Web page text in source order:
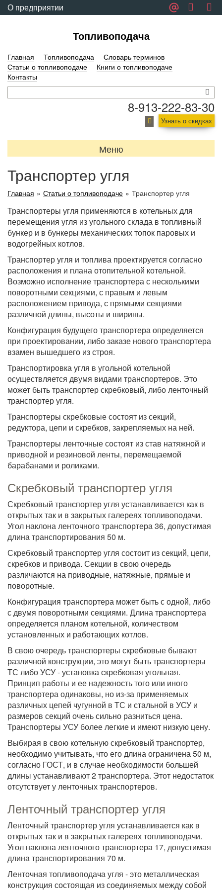
О предприятии
Топливоподача
Главная Топливоподача
Словарь терминов
Статьи о топливоподаче
Книги о топливоподаче
Контакты
8-913-222-83-30
Узнать о скидках
Меню
Транспортер угля
Главная » Статьи о топливоподаче » Транспортер угля
Транспортеры угля применяются в котельных для
перемещения угля из угольного склада в топливный
бункер и в бункеры механических топок паровых и
водогрейных котлов.
Транспортер угля и топлива проектируется согласно
расположения и плана отопительной котельной.
Возможно исполнение транспортера с несколькими
поворотными секциями, с правым и левым
расположением привода, с прямыми секциями
различной длины, высоты и ширины.
Конфигурация будущего транспортера определяется
при проектировании, либо заказе нового транспортера
взамен вышедшего из строя.
Транспортировка угля в угольной котельной
осуществляется двумя видами транспортеров. Это
может быть транспортер скребковый, либо ленточный
транспортер угля.
Транспортеры скребковые состоят из секций,
редуктора, цепи и скребков, закрепляемых на ней.
Транспортеры ленточные состоят из став натяжной и
приводной и резиновой ленты, перемещаемой
барабанами и роликами.
Скребковый транспортер угля
Скребковый транспортер угля устанавливается как в
открытых так и в закрытых галереях топливоподачи.
Угол наклона ленточного транспортера 36, допустимая
длина транспортирования 50 м.
Скребковый транспортер угля состоит из секций, цепи,
скребков и привода. Секции в свою очередь
различаются на приводные, натяжные, прямые и
поворотные.
Конфигурация транспортера может быть с одной, либо
с двумя поворотными секциями. Длина транспортера
определяется планом котельной, количеством
установленных и работающих котлов.
В свою очередь транспортеры скребковые бывают
различной конструкции, это могут быть транспортеры
ТС либо УСУ - установка скребковая угольная.
Принцип работы и ее надежность того или иного
транспортера одинаковы, но из-за применяемых
различных цепей чугунной в ТС и стальной в УСУ и
размеров секций очень сильно разниться цена.
Транспортеры УСУ более легкие и имеют низкую цену.
Выбирая в свою котельную скребковый транспортер,
необходимо учитывать, что его длина ограничена 50 м,
согласно ГОСТ, и в случае необходимости большей
длины устанавливают 2 транспортера. Этот недостаток
отсутствует у ленточных транспортеров.
Ленточный транспортер угля
Ленточный транспортер угля устанавливается как в
открытых так и в закрытых галереях топливоподачи.
Угол наклона ленточного транспортера 17, допустимая
длина транспортирования 70 м.
Ленточная топливоподача угля - это металлическая
конструкция состоящая из соединяемых между собой